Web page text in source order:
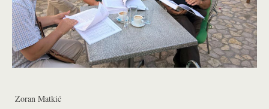
Zoran Matkić